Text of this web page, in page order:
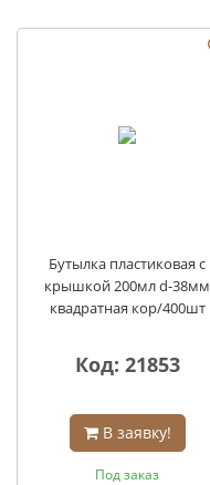
Бутылка пластиковая с
крышкой 200мл d-38мм
квадратная кор/400шт
Код: 21853
В заявку!
Под заказ